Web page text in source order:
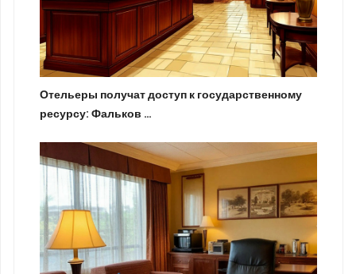
Отельеры получат доступ к государственному
ресурсу: Фальков …